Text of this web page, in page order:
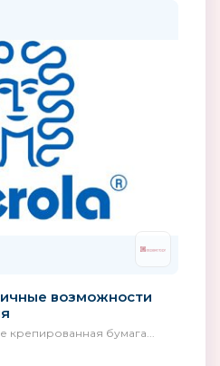
возможности
крепированная бумага...